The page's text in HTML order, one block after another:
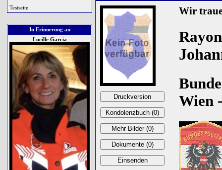
Testseite
In Erinnerung an
Lucille Garcia
Wir
Wien